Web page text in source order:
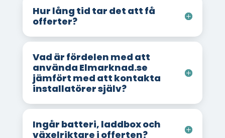
Hur lång tid tar det att få
offerter?
Vad är fördelen med att
använda Elmarknad.se
jämfört med att kontakta
installatörer själv?
Ingår batteri, laddbox och
växelriktare i offerten?